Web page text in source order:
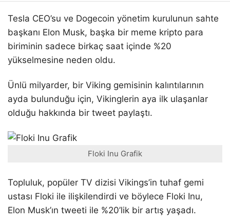
Tesla CEO’su ve Dogecoin yönetim kurulunun sahte
başkanı Elon Musk, başka bir meme kripto para
biriminin sadece birkaç saat içinde %20
yükselmesine neden oldu.
Ünlü milyarder, bir Viking gemisinin kalıntılarının
ayda bulunduğu için, Vikinglerin aya ilk ulaşanlar
olduğu hakkında bir tweet paylaştı.
Floki Inu Grafik
Topluluk, popüler TV dizisi Vikings’in tuhaf gemi
ustası Floki ile ilişkilendirdi ve böylece Floki Inu,
Elon Musk’ın tweeti ile %20’lik bir artış yaşadı.